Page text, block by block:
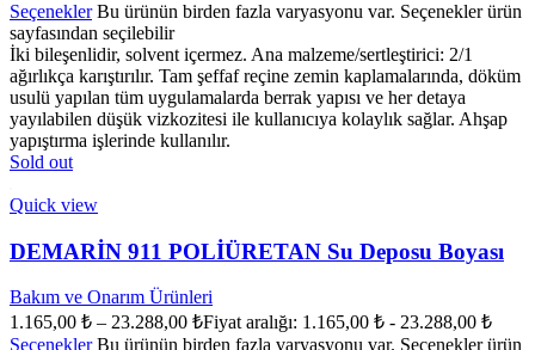
Seçenekler Bu ürünün birden fazla varyasyonu var. Seçenekler ürün
sayfasından seçilebilir
İki bileşenlidir, solvent içermez. Ana malzeme/sertleştirici: 2/1
ağırlıkça karıştırılır. Tam şeffaf reçine zemin kaplamalarında, döküm
usulü yapılan tüm uygulamalarda berrak yapısı ve her detaya
yayılabilen düşük vizkozitesi ile kullanıcıya kolaylık sağlar. Ahşap
yapıştırma işlerinde kullanılır.
Sold out
Quick view
DEMARİN 911 POLİÜRETAN Su Deposu Boyası
Bakım ve Onarım Ürünleri
1.165,00 ₺ – 23.288,00 ₺Fiyat aralığı: 1.165,00 ₺ - 23.288,00 ₺
Seçenekler Bu ürünün birden fazla varyasyonu var. Seçenekler ürün